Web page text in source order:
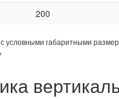
200
условными габаритными